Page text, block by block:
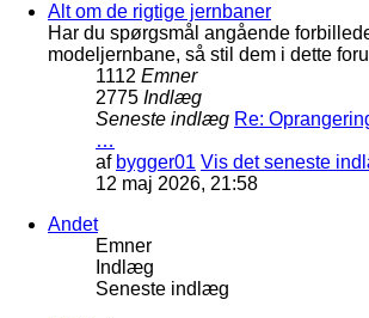
Alt om de rigtige jernbaner
Har du spørgsmål angående
modeljernbane, så stil dem i dette
1112 Emner
2775 Indlæg
Seneste indlæg Re:
…
af bygger01 Vis det seneste
12 maj 2026, 21:58
Andet
Emner
Indlæg
Seneste indlæg